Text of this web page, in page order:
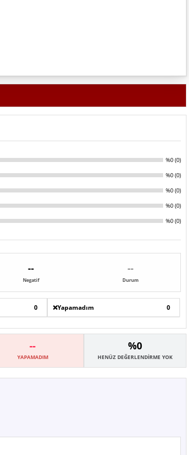
%0 (0)
%0 (0)
%0 (0)
%0 (0)
%0 (0)
--
Negatif
--
Durum
0 ❌Yapamadım 0
--
YAPAMADIM
%0
HENÜZ DEĞERLENDIRME YOK